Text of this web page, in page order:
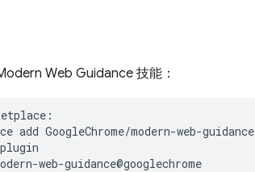
Web Guidance 技能：
add GoogleChrome/modern-web-guidance
web-guidance@googlechrome